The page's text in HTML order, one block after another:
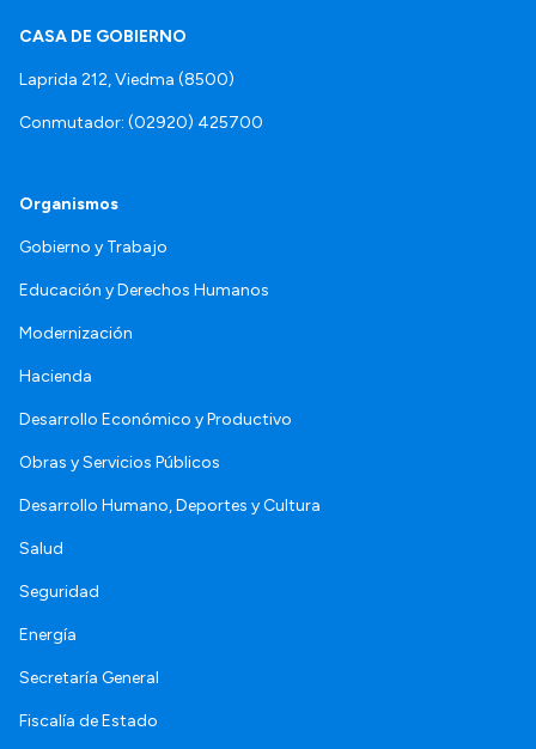
CASA DE GOBIERNO
Laprida 212, Viedma (8500)
Conmutador: (02920) 425700
Organismos
Gobierno y Trabajo
Educación y Derechos Humanos
Modernización
Hacienda
Desarrollo Económico y Productivo
Obras y Servicios Públicos
Desarrollo Humano, Deportes y Cultura
Salud
Seguridad
Energía
Secretaría General
Fiscalía de Estado